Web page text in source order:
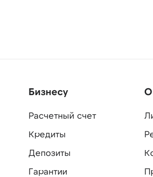
Бизнесу
Расчетный счет
Кредиты
Депозиты
Гарантии
О